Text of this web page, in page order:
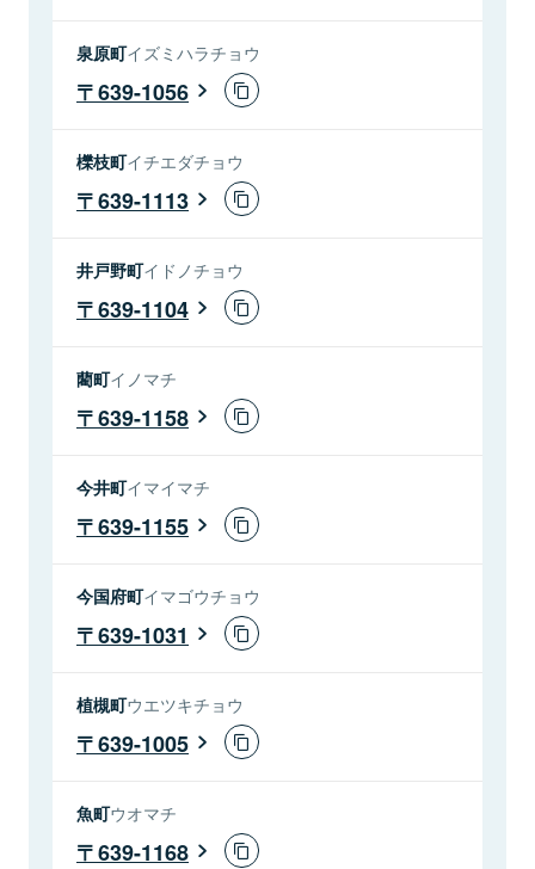
泉原町イズミハラチョウ
639-1056
櫟枝町イチエダチョウ
639-1113
井戸野町イドノチョウ
639-1104
藺町イノマチ
639-1158
今井町イマイマチ
639-1155
今国府町イマゴウチョウ
639-1031
植槻町ウエツキチョウ
639-1005
魚町ウオマチ
639-1168